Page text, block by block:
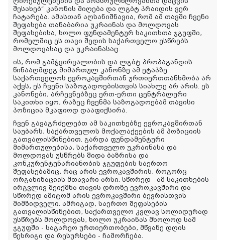
შესახებ“ კანონის მიღება და ლგბტ პრაიდის ვერ
ჩატარება. ამასთან აღსანიშნავია, რომ ამ თავში ჩვენი
შეფასება თანაბარია უკრაინას და მოლდოვას
შეფასებისა, ხოლო ფუნდამენტურ საკითხთა ჯგუფში,
რომელშიც ეს თავი შედის საქართველო უსწრებს
მოლდოვასაც და უკრაინასაც.
ის, რომ გამჭვირვალობის და ლგბტ პროპაგანდის
წინააღმდეგ მიმართულ კანონზე ამ ეტაპზე
საქართველოს ევროკავშირთან ურთიერთთანხმობა არ
აქვს, ეს ჩვენი საზოგადოებისთვის სიახლე არ არის. ეს
კანონები, არჩევნებზეც ერთ-ერთი ცენტრალური
საკითხი იყო, რაზეც ჩვენმა საზოგადოებამ თავისი
პოზიცია მკაფიოდ დააფიქსირა.
ჩვენ გავაგრძელებთ ამ საკითხებზე ევროკავშირთან
საუბარს, საქართველოს მოქალაქეების ამ პოზიციის
გათვალისწინებით. გარდა ფუნდამენტური
მიმართულებისა, საქართველო უკრაინასა და
მოლდოვას უსწრებს შიდა ბაზრისა და
კონკურენტუნარიანობის ჯგუფების საერთო
შეფასებაშიც, რაც არის ევროკავშირის, როგორც
ორგანიზაციის მთავარი არსი. სწორედ ამ საკითხების
ირგვლივ შეიქმნა თავის დროზე ევროკავშირი და
სწორედ ამიტომ არის ევროკავშირი ბევრისთვის
მიმზიდველი. ამრიგად, საერთო შეფასების
გათვალისწინებით, საქართველო კვლავ სოლიდურად
უსწრებს მოლდოვას, ხოლო უკრაინას მხოლოდ სამ
ჯგუფში - საგარეო ურთიერთობები, მწვანე დღის
წესრიგი და რესურსები - ჩამორჩება.